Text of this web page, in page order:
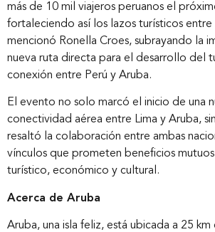
más de 10 mil viajeros peruanos el
fortaleciendo así los lazos turísticos entre
mencionó Ronella Croes, subrayando la
nueva ruta directa para el desarrollo del
conexión entre Perú y Aruba.
El evento no solo marcó el inicio de una
conectividad aérea entre Lima y Aruba,
resaltó la colaboración entre ambas
vínculos que prometen beneficios
turístico, económico y cultural.
Acerca de Aruba
Aruba, una isla feliz, está ubicada a 25 km